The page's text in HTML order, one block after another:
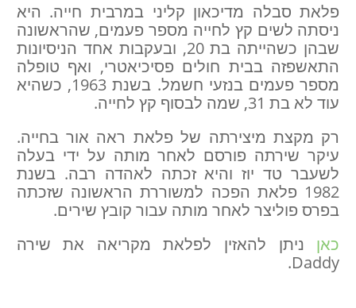
פלאת סבלה מדיכאון קליני במרבית חייה. היא
ניסתה לשים קץ לחייה מספר פעמים, שהראשונה
שבהן כשהייתה בת 20, ובעקבות אחד הניסיונות
התאשפזה בבית חולים פסיכיאטרי, ואף טופלה
מספר פעמים בנזעי חשמל. בשנת 1963, כשהיא
עוד לא בת 31, שמה לבסוף קץ לחייה.
רק מקצת מיצירתה של פלאת ראה אור בחייה.
עיקר שירתה פורסם לאחר מותה על ידי בעלה
לשעבר טד יוז והיא זכתה לאהדה רבה. בשנת
1982 פלאת הפכה למשוררת הראשונה שזכתה
בפרס פוליצר לאחר מותה עבור קובץ שירים.
כאן ניתן להאזין לפלאת מקריאה את שירה
Daddy.